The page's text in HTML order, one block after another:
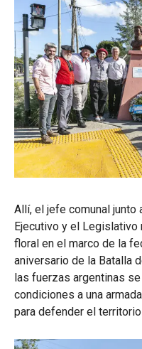
Allí, el jefe comunal
Ejecutivo y el Legislativo
floral en el marco de la
aniversario de la Batalla
las fuerzas argentinas
condiciones a una
para defender el